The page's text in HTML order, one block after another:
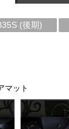
(後期)
マット